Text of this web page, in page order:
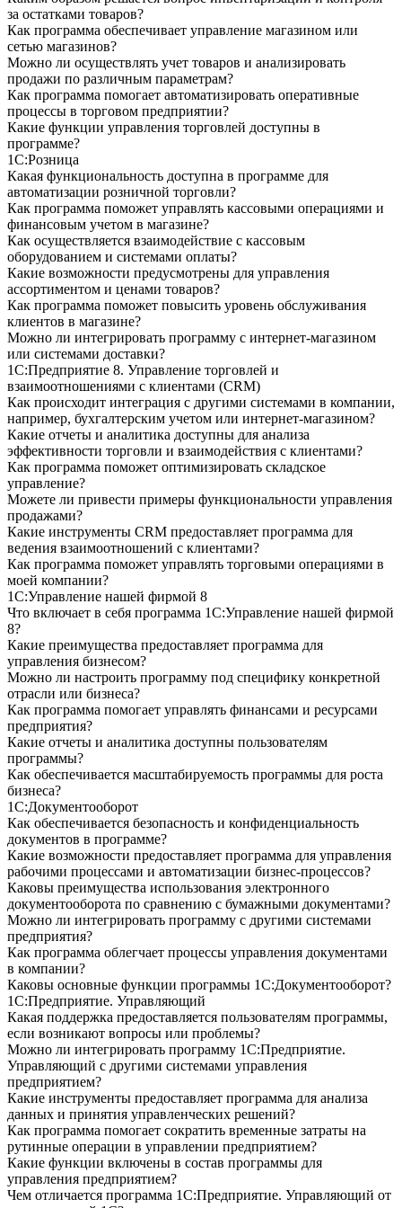
за остатками товаров?
Как программа обеспечивает управление магазином или
сетью магазинов?
Можно ли осуществлять учет товаров и анализировать
продажи по различным параметрам?
Как программа помогает автоматизировать оперативные
процессы в торговом предприятии?
Какие функции управления торговлей доступны в
программе?
1С:Розница
Какая функциональность доступна в программе для
автоматизации розничной торговли?
Как программа поможет управлять кассовыми операциями и
финансовым учетом в магазине?
Как осуществляется взаимодействие с кассовым
оборудованием и системами оплаты?
Какие возможности предусмотрены для управления
ассортиментом и ценами товаров?
Как программа поможет повысить уровень обслуживания
клиентов в магазине?
Можно ли интегрировать программу с интернет-магазином
или системами доставки?
1С:Предприятие 8. Управление торговлей и
взаимоотношениями с клиентами (CRM)
Как происходит интеграция с другими системами в компании,
например, бухгалтерским учетом или интернет-магазином?
Какие отчеты и аналитика доступны для анализа
эффективности торговли и взаимодействия с клиентами?
Как программа поможет оптимизировать складское
управление?
Можете ли привести примеры функциональности управления
продажами?
Какие инструменты CRM предоставляет программа для
ведения взаимоотношений с клиентами?
Как программа поможет управлять торговыми операциями в
моей компании?
1С:Управление нашей фирмой 8
Что включает в себя программа 1С:Управление нашей фирмой
8?
Какие преимущества предоставляет программа для
управления бизнесом?
Можно ли настроить программу под специфику конкретной
отрасли или бизнеса?
Как программа помогает управлять финансами и ресурсами
предприятия?
Какие отчеты и аналитика доступны пользователям
программы?
Как обеспечивается масштабируемость программы для роста
бизнеса?
1С:Документооборот
Как обеспечивается безопасность и конфиденциальность
документов в программе?
Какие возможности предоставляет программа для управления
рабочими процессами и автоматизации бизнес-процессов?
Каковы преимущества использования электронного
документооборота по сравнению с бумажными документами?
Можно ли интегрировать программу с другими системами
предприятия?
Как программа облегчает процессы управления документами
в компании?
Каковы основные функции программы 1С:Документооборот?
1С:Предприятие. Управляющий
Какая поддержка предоставляется пользователям программы,
если возникают вопросы или проблемы?
Можно ли интегрировать программу 1С:Предприятие.
Управляющий с другими системами управления
предприятием?
Какие инструменты предоставляет программа для анализа
данных и принятия управленческих решений?
Как программа помогает сократить временные затраты на
рутинные операции в управлении предприятием?
Какие функции включены в состав программы для
управления предприятием?
Чем отличается программа 1С:Предприятие. Управляющий от